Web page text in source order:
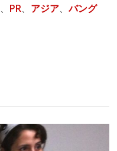
、 PR、 アジア、バング